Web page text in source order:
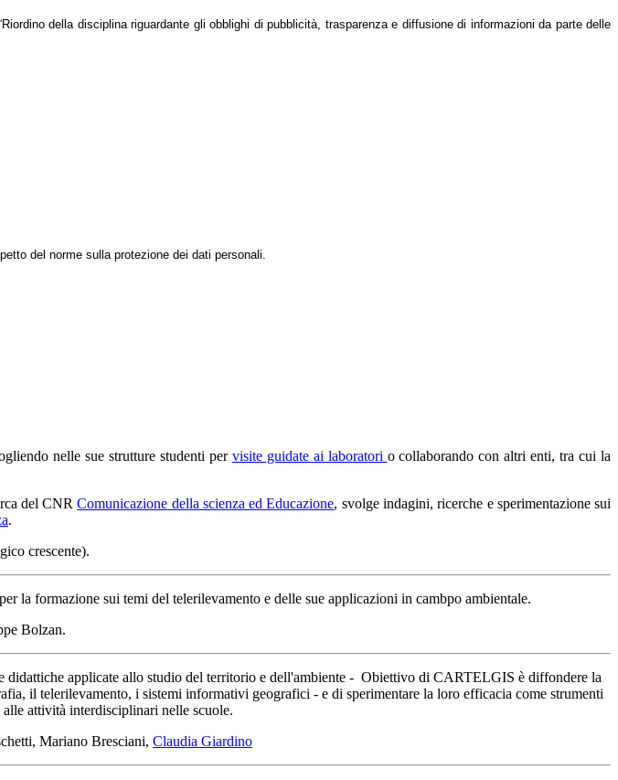
della disciplina riguardante gli obblighi di pubblicità, trasparenza e diffusione di informazioni da parte delle
del norme sulla protezione dei dati personali.
nelle sue strutture studenti per visite guidate ai laboratori o collaborando con altri enti, tra cui la
del CNRComunicazione della scienza ed Educazione, svolge indagini, ricerche e sperimentazione sui
.
crescente).
formazione sui temi del telerilevamento e delle sue applicazioni in cambpo ambientale.
Bolzan.
applicate allo studio del territorio e dell'ambiente - Obiettivo di CARTELGIS è diffondere la
il telerilevamento, i sistemi informativi geografici - e di sperimentare la loro efficacia come strumenti
attività interdisciplinari nelle scuole.
Mariano Bresciani, Claudia Giardino